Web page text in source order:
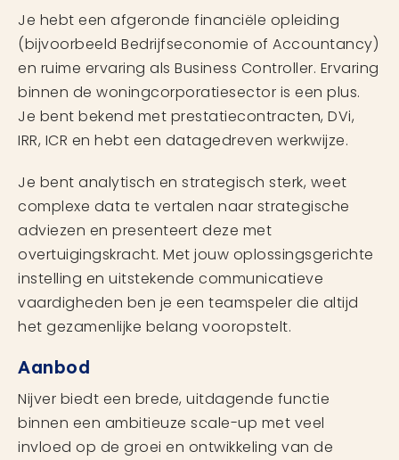
Je hebt een afgeronde financiële opleiding
(bijvoorbeeld Bedrijfseconomie of Accountancy)
en ruime ervaring als Business Controller. Ervaring
binnen de woningcorporatiesector is een plus.
Je bent bekend met prestatiecontracten, DVi,
IRR, ICR en hebt een datagedreven werkwijze.
Je bent analytisch en strategisch sterk, weet
complexe data te vertalen naar strategische
adviezen en presenteert deze met
overtuigingskracht. Met jouw oplossingsgerichte
instelling en uitstekende communicatieve
vaardigheden ben je een teamspeler die altijd
het gezamenlijke belang vooropstelt.
Aanbod
Nijver biedt een brede, uitdagende functie
binnen een ambitieuze scale-up met veel
invloed op de groei en ontwikkeling van de